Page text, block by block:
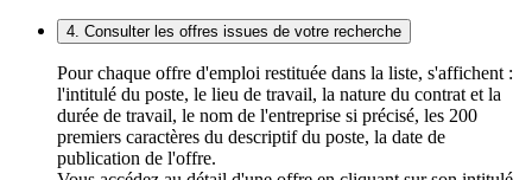
4. Consulter les offres issues de votre recherche
Pour chaque offre d'emploi restituée dans la liste, s'affichent :
l'intitulé du poste, le lieu de travail, la nature du contrat et la
durée de travail, le nom de l'entreprise si précisé, les 200
premiers caractères du descriptif du poste, la date de
publication de l'offre.